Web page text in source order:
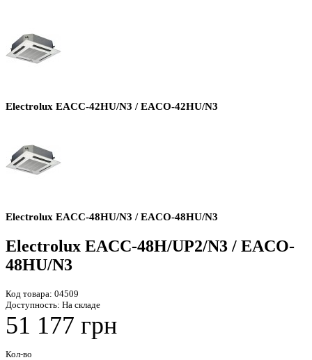
Electrolux EACC-42HU/N3 / EACO-42HU/N3
Electrolux EACC-48HU/N3 / EACO-48HU/N3
Electrolux EACC-48H/UP2/N3 / EACO-
48HU/N3
Код товара: 04509
Доступность: На складе
51 177 грн
Кол-во